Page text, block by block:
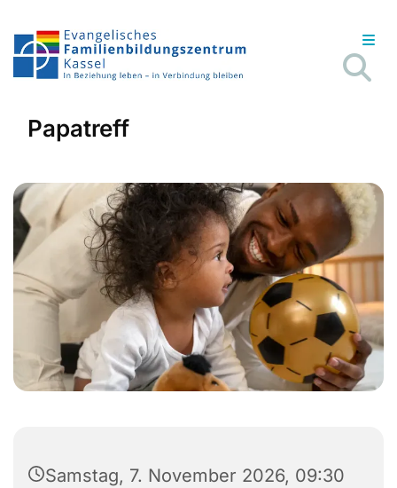
Papatreff
Samstag, 7. November 2026, 09:30